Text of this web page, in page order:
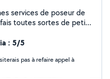
disque, changement
: 5/5
pas à refaire appel à